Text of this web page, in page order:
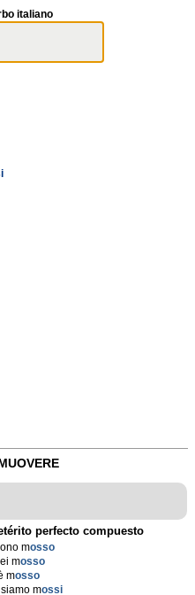
italiano
perfecto compuesto
mosso
mosso
mosso
mossi